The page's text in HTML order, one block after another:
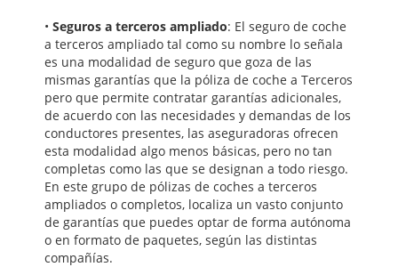
• Seguros a terceros ampliado: El seguro de coche
a terceros ampliado tal como su nombre lo señala
es una modalidad de seguro que goza de las
mismas garantías que la póliza de coche a Terceros
pero que permite contratar garantías adicionales,
de acuerdo con las necesidades y demandas de los
conductores presentes, las aseguradoras ofrecen
esta modalidad algo menos básicas, pero no tan
completas como las que se designan a todo riesgo.
En este grupo de pólizas de coches a terceros
ampliados o completos, localiza un vasto conjunto
de garantías que puedes optar de forma autónoma
o en formato de paquetes, según las distintas
compañías.